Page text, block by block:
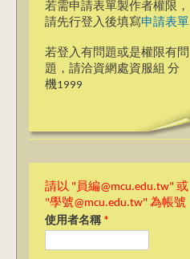
若需申請表單製作者權限，
請先行登入後填寫申請表單
若登入有問題或是權限有問
題，請洽資網處資服組 分
機1999
請以 "員編@mcu.edu.tw" 或
"學號@mcu.edu.tw" 為帳號
使用者名稱 *